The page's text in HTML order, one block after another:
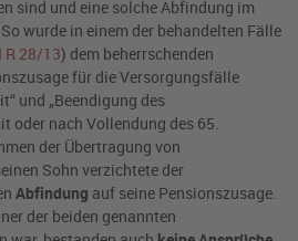
sind und eine solche Abfindung im
wurde in einem der behandelten Fälle
I R 28/13) dem beherrschenden
für die Versorgungsfälle
und „Beendigung des
oder nach Vollendung des 65.
der Übertragung von
Sohn verzichtete der
Abfindung auf seine Pensionszusage.
der beiden genannten